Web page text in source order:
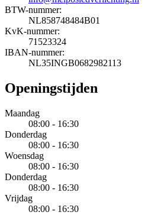
BTW-nummer:
NL858748484B01
KvK-nummer:
71523324
IBAN-nummer:
NL35INGB0682982113
Openingstijden
Maandag
08:00 - 16:30
Donderdag
08:00 - 16:30
Woensdag
08:00 - 16:30
Donderdag
08:00 - 16:30
Vrijdag
08:00 - 16:30